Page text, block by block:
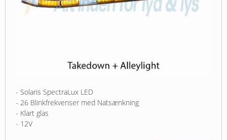
- Solaris SpectraLux LED
- 26 Blinkfrekvenser med Natsænkning
- Klart glas
- 12V